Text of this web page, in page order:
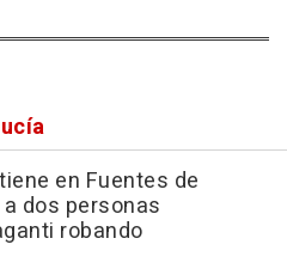
en Fuentes de
dos personas
robando